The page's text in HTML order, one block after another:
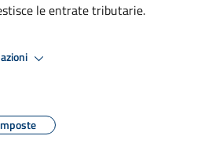
le entrate tributarie.